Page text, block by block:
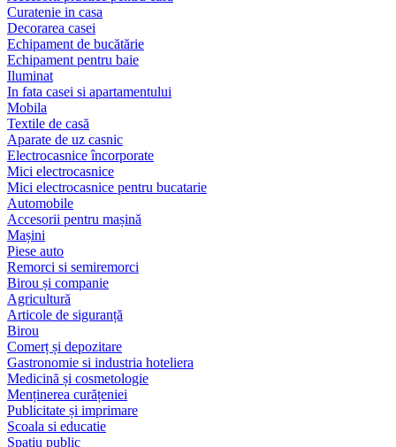
Curatenie in casa
Decorarea casei
Echipament de bucătărie
Echipament pentru baie
Iluminat
In fata casei si apartamentului
Mobila
Textile de casă
Aparate de uz casnic
Electrocasnice încorporate
Mici electrocasnice
Mici electrocasnice pentru bucatarie
Automobile
Accesorii pentru mașină
Mașini
Piese auto
Remorci si semiremorci
Birou și companie
Agricultură
Articole de siguranță
Birou
Comerț și depozitare
Gastronomie si industria hoteliera
Medicină și cosmetologie
Menținerea curățeniei
Publicitate și imprimare
Scoala si educatie
Spațiu public